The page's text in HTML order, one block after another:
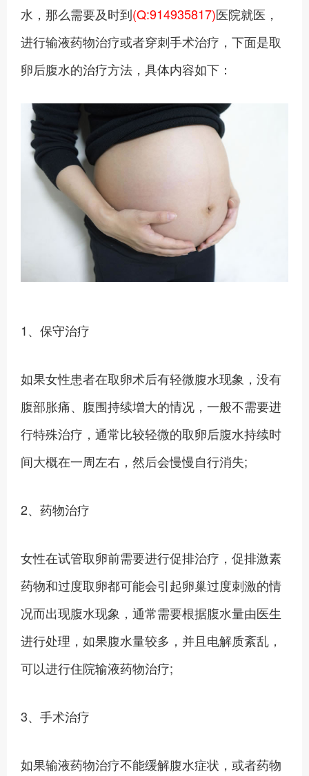
水，那么需要及时到(Q:914935817)医院就医，
进行输液药物治疗或者穿刺手术治疗，下面是取
卵后腹水的治疗方法，具体内容如下：
1、保守治疗
如果女性患者在取卵术后有轻微腹水现象，没有
腹部胀痛、腹围持续增大的情况，一般不需要进
行特殊治疗，通常比较轻微的取卵后腹水持续时
间大概在一周左右，然后会慢慢自行消失;
2、药物治疗
女性在试管取卵前需要进行促排治疗，促排激素
药物和过度取卵都可能会引起卵巢过度刺激的情
况而出现腹水现象，通常需要根据腹水量由医生
进行处理，如果腹水量较多，并且电解质紊乱，
可以进行住院输液药物治疗;
3、手术治疗
如果输液药物治疗不能缓解腹水症状，或者药物